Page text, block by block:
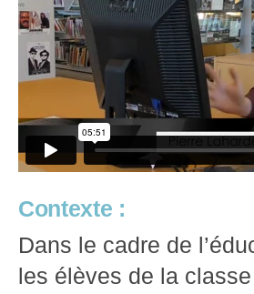
Contexte :
Dans le cadre de
les élèves de la